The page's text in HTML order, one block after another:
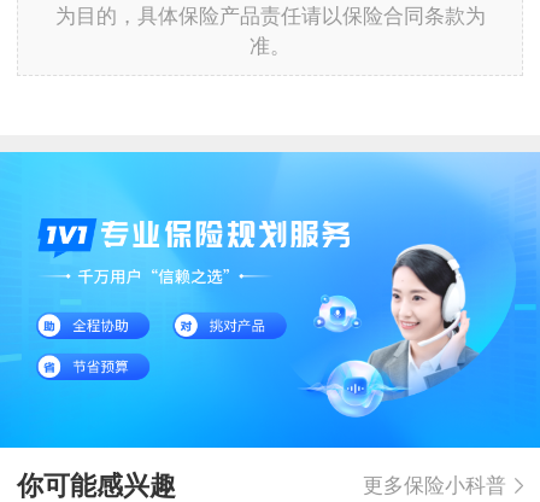
为目的，具体保险产品责任请以保险合同条款为
准。
你可能感兴趣 更多保险小科普